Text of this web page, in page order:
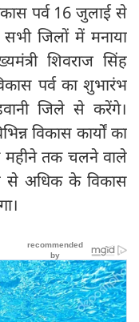
पर्व 16 जुलाई से
जिलों में मनाया
शिवराज सिंह
पर्व का शुभारंभ
जिले से करेंगे।
विकास कार्यों का
महीने तक चलने वाले
से अधिक के विकास